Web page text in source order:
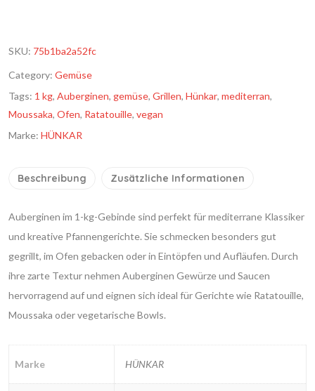
SKU: 75b1ba2a52fc
Category: Gemüse
Tags: 1 kg, Auberginen, gemüse, Grillen, Hünkar, mediterran,
Moussaka, Ofen, Ratatouille, vegan
Marke: HÜNKAR
Beschreibung Zusätzliche Informationen
Auberginen im 1-kg-Gebinde sind perfekt für mediterrane Klassiker
und kreative Pfannengerichte. Sie schmecken besonders gut
gegrillt, im Ofen gebacken oder in Eintöpfen und Aufläufen. Durch
ihre zarte Textur nehmen Auberginen Gewürze und Saucen
hervorragend auf und eignen sich ideal für Gerichte wie Ratatouille,
Moussaka oder vegetarische Bowls.
Marke HÜNKAR